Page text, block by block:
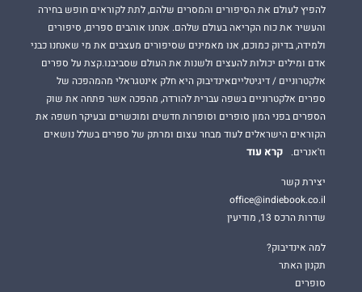
להפיץ לעולם את הסיפורים והמסרים שלהם, לתת לקוראים חופש בחירה
והעשיר את כוח הקריאה בעולם שלהם. אנחנו אוהבים ספרים, סיפורים
ולמידה, בדיוק כמוכם, אנו מאמינים שסיפורים מעצבים את מי שאנחנו כבני
אדם ומילים יכולות להעצים ולשנות את העולם שסביבנו.קצת על ספרים
אלקטרוניים / דיגיטלייםאינדיבוק היא חלק אינטגראלי מהמהפכה של
ספרים אלקטרוניים בשפה עברית להורדה, מהפכה אשר פתחה את שוק
הספרים בפני המון סופרים וסופרות חדשים ומוכשרים ובעיקר חשפה את
הקוראים הישראלים לעוד מבחר עצום ומרתק של ספרים בשלל נושאים
וז'אנרים.
קרא עוד
יצירת קשר
office@indiebook.co.il
שדרות הרכס 13, מודיעין
למה אינדיבוק?
תקנון האתר
סופרים